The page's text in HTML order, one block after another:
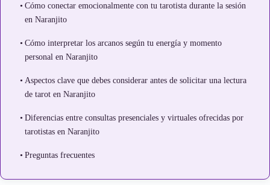
Cómo conectar emocionalmente con tu tarotista durante la sesión
en Naranjito
Cómo interpretar los arcanos según tu energía y momento
personal en Naranjito
Aspectos clave que debes considerar antes de solicitar una lectura
de tarot en Naranjito
Diferencias entre consultas presenciales y virtuales ofrecidas por
tarotistas en Naranjito
Preguntas frecuentes